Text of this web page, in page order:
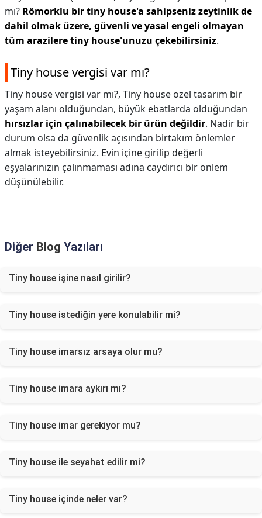
mı? Römorklu bir tiny house'a sahipseniz zeytinlik de
dahil olmak üzere, güvenli ve yasal engeli olmayan
tüm arazilere tiny house'unuzu çekebilirsiniz.
Tiny house vergisi var mı?
Tiny house vergisi var mı?, Tiny house özel tasarım bir
yaşam alanı olduğundan, büyük ebatlarda olduğundan
hırsızlar için çalınabilecek bir ürün değildir. Nadir bir
durum olsa da güvenlik açısından birtakım önlemler
almak isteyebilirsiniz. Evin içine girilip değerli
eşyalarınızın çalınmaması adına caydırıcı bir önlem
düşünülebilir.
Diğer Blog Yazıları
Tiny house işine nasıl girilir?
Tiny house istediğin yere konulabilir mi?
Tiny house imarsız arsaya olur mu?
Tiny house imara aykırı mı?
Tiny house imar gerekiyor mu?
Tiny house ile seyahat edilir mi?
Tiny house içinde neler var?